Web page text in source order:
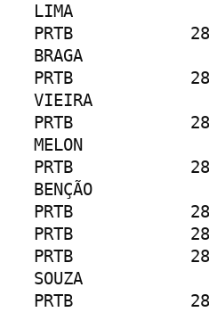
LIMA
PRTB		28777	CLAUDIO
BRAGA
PRTB		28015	ELDER
VIEIRA
PRTB		28705	FABIANA
MELON
PRTB		28111	GEORGE
BENÇÃO
PRTB		28011	JEFERSON
SOUZA
PRTB		28033	LU DO